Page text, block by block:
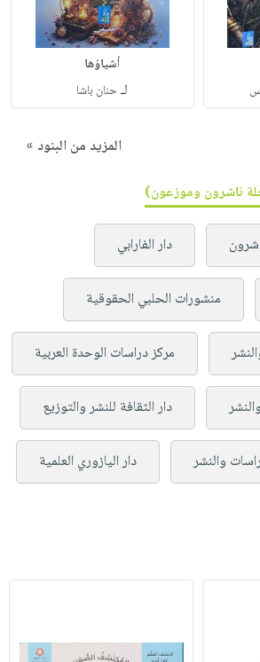
أشياؤها
لـحنان باشا
المزيد من البنود »
ناشرون وموزعون)
دار الفارابي
منشورات الحلبي الحقوقية
مركز دراسات الوحدة العربية
دار الثقافة للنشر والتوزيع
والنشر دار اليازوري العلمية